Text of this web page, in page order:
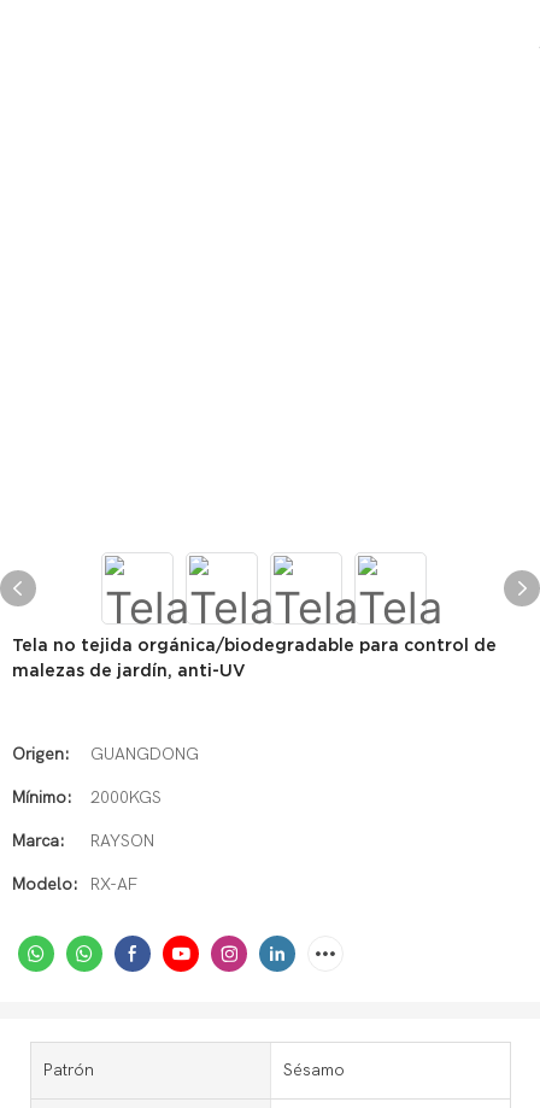
Tela no tejida orgánica/biodegradable para control de
malezas de jardín, anti-UV
Origen: GUANGDONG
Mínimo: 2000KGS
Marca: RAYSON
Modelo: RX-AF
Patrón Sésamo